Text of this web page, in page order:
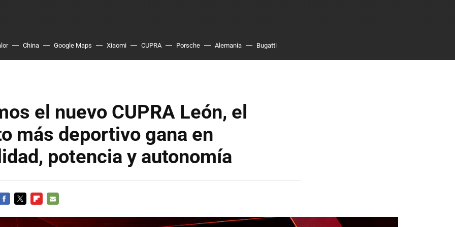
China Google Maps Xiaomi CUPRA Porsche Alemania Bugatti
el nuevo CUPRA León, el
más deportivo gana en
potencia y autonomía
MAIL